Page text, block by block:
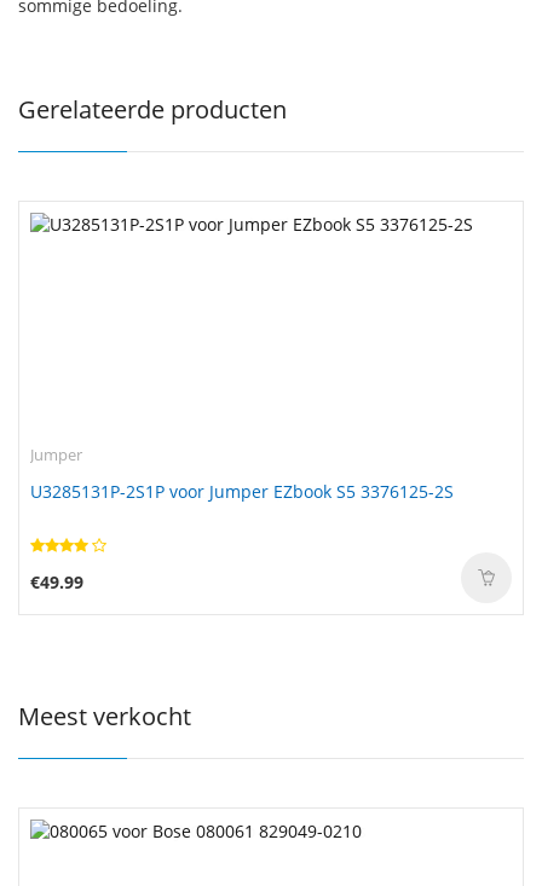
sommige bedoeling.
Gerelateerde producten
Jumper
U3285131P-2S1P voor Jumper EZbook S5 3376125-2S
€49.99
Meest verkocht